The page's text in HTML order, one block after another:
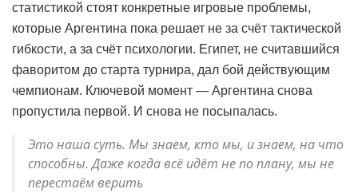
статистикой стоят конкретные игровые проблемы,
которые Аргентина пока решает не за счёт тактической
гибкости, а за счёт психологии. Египет, не считавшийся
фаворитом до старта турнира, дал бой действующим
чемпионам. Ключевой момент — Аргентина снова
пропустила первой. И снова не посыпалась.
Это наша суть. Мы знаем, кто мы, и знаем, на что
способны. Даже когда всё идёт не по плану, мы не
перестаём верить